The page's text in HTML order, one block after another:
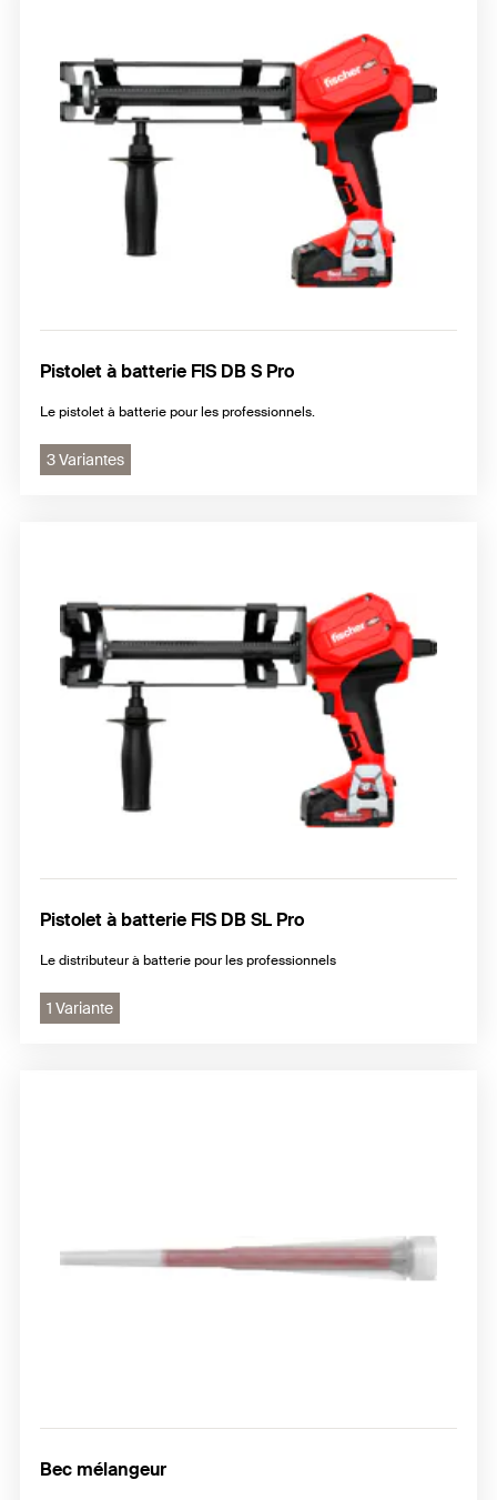
Pistolet à batterie FIS DB S Pro
Le pistolet à batterie pour les professionnels.
3 Variantes
Pistolet à batterie FIS DB SL Pro
Le distributeur à batterie pour les professionnels
1 Variante
Bec mélangeur